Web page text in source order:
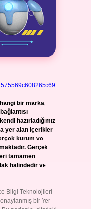
bir marka,
hazırladığımız
yer alan içerikler
kurum ve
Gerçek
tamamen
halindedir ve
Bilgi Teknolojileri
bir Yer